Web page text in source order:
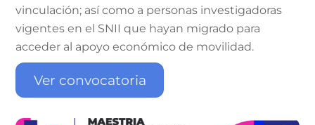
vinculación; así como a personas investigadoras
vigentes en el SNII que hayan migrado para
acceder al apoyo económico de movilidad.
Ver convocatoria